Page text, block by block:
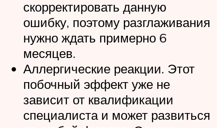
скорректировать данную
ошибку, поэтому разглаживания
нужно ждать примерно 6
месяцев.
Аллергические реакции. Этот
побочный эффект уже не
зависит от квалификации
специалиста и может развиться